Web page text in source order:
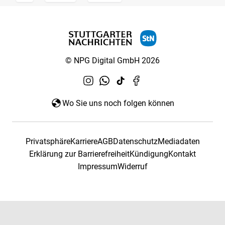
© NPG Digital GmbH 2026
Wo Sie uns noch folgen können
PrivatsphäreKarriereAGBDatenschutzMediadaten
Erklärung zur BarrierefreiheitKündigungKontakt
ImpressumWiderruf